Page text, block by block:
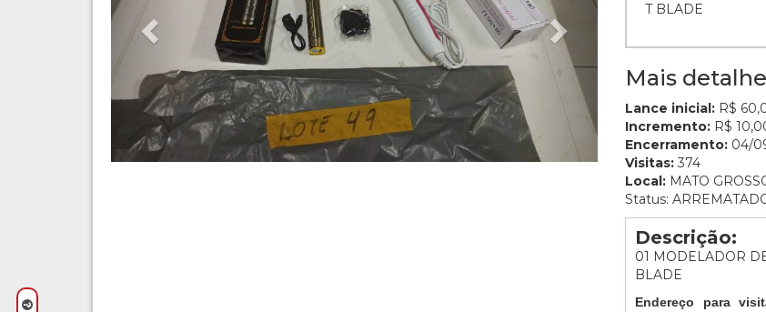
T BLADE
Mais
Lance inicial: R$
Incremento: R$
Encerramento: 04/
Visitas: 374
Local: MATO
Status:
Descrição:
01 MODELADOR
BLADE
Endereço para